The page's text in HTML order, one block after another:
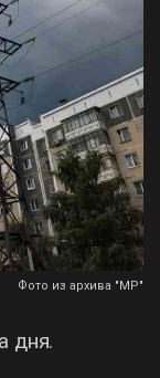
Фото из архива "МР"
дня.